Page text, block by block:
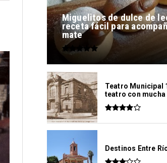
Miguelitos de dulce de
receta fácil para
mate
Teatro Municipal
teatro con
Destinos Entre